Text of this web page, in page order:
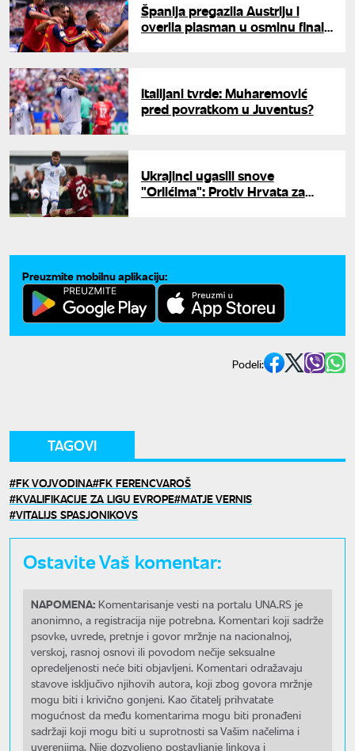
Španija pregazila Austriju i
overila plasman u osminu finala
Italijani tvrde: Muharemović
pred povratkom u Juventus?
Ukrajinci ugasili snove
"Orlićima": Protiv Hrvata za
Preuzmite mobilnu aplikaciju:
Podeli:
TAGOVI
FK VOJVODINA FK FERENCVAROŠ
KVALIFIKACIJE ZA LIGU EVROPE MATJE VERNIS
VITALIJS SPASJONIKOVS
Ostavite Vaš komentar:
NAPOMENA: Komentarisanje vesti na portalu UNA.RS je
anonimno, a registracija nije potrebna. Komentari koji sadrže
psovke, uvrede, pretnje i govor mržnje na nacionalnoj,
verskoj, rasnoj osnovi ili povodom nečije seksualne
opredeljenosti neće biti objavljeni. Komentari odražavaju
stavove isključivo njihovih autora, koji zbog govora mržnje
mogu biti i krivično gonjeni. Kao čitatelj prihvatate
mogućnost da među komentarima mogu biti pronađeni
sadržaji koji mogu biti u suprotnosti sa Vašim načelima i
uverenjima. Nije dozvoljeno postavljanje linkova i